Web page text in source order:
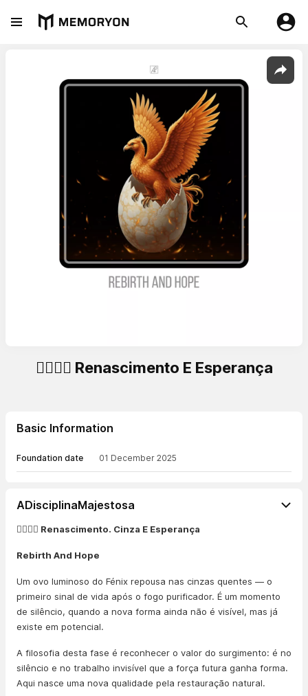
🐦‍🔥🥚✨ Renascimento E Esperança
Basic Information
Foundation date 01 December 2025
ADisciplinaMajestosa
🐦‍🔥🥚✨ Renascimento. Cinza E Esperança
Rebirth And Hope
Um ovo luminoso do Fénix repousa nas cinzas quentes — o
primeiro sinal de vida após o fogo purificador. É um momento
de silêncio, quando a nova forma ainda não é visível, mas já
existe em potencial.
A filosofia desta fase é reconhecer o valor do surgimento: é no
silêncio e no trabalho invisível que a força futura ganha forma.
Aqui nasce uma nova qualidade pela restauração natural.